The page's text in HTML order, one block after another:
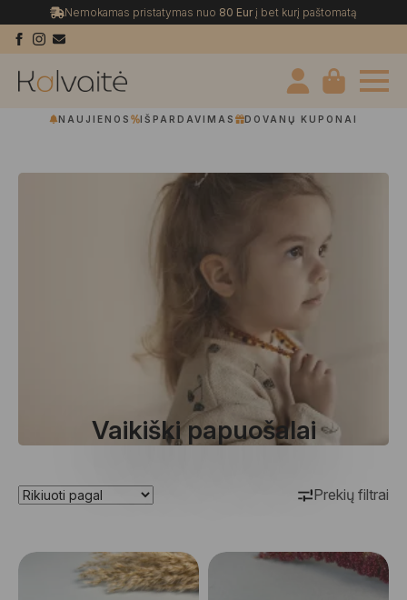
Nemokamas pristatymas nuo 80 Eurį bet kurį paštomatą
NAUJIENOS IŠPARDAVIMAS DOVANŲ KUPONAI
Vaikiški papuošalai
Prekių filtrai